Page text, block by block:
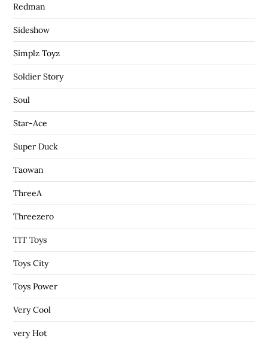
Redman
Sideshow
Simplz Toyz
Soldier Story
Soul
Star-Ace
Super Duck
Taowan
ThreeA
Threezero
TIT Toys
Toys City
Toys Power
Very Cool
very Hot